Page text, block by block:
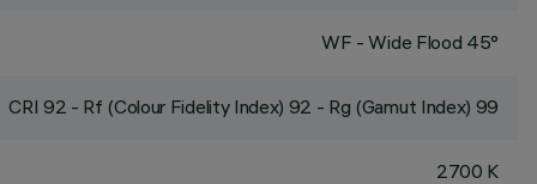
WF - Wide Flood 45°
CRI 92 - Rf (Colour Fidelity Index) 92 - Rg (Gamut Index) 99
2700 K